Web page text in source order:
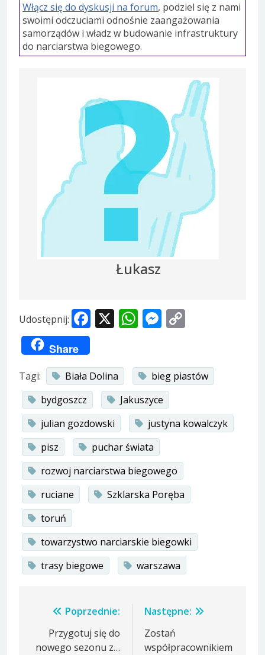
Włącz się do dyskusji na forum, podziel się z nami
swoimi odczuciami odnośnie zaangażowania
samorządów i władz w budowanie infrastruktury
do narciarstwa biegowego.
Łukasz
Udostępnij: Facebook
X WhatsApp
Messenger
Share
Tagi: Biała Dolina
bieg piastów
bydgoszcz
Jakuszyce
julian gozdowski
justyna kowalczyk
pisz
puchar świata
rozwoj narciarstwa biegowego
ruciane
Szklarska Poręba
toruń
towarzystwo narciarskie biegowki
trasy biegowe
warszawa
Nawigacja
wpisu
Poprzednie:
Przygotuj się do
nowego sezonu z…
Następne:
Zostań
współpracownikiem